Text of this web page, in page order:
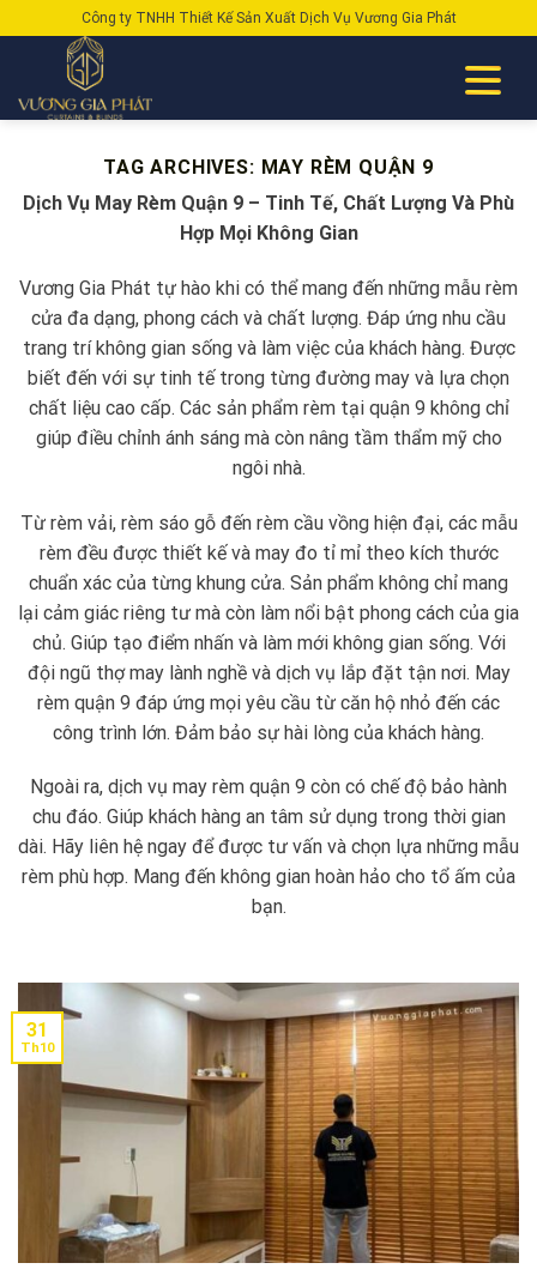
to
Công ty TNHH Thiết Kế Sản Xuất Dịch Vụ Vương Gia Phát
TAG ARCHIVES: MAY RÈM QUẬN 9
Dịch Vụ May Rèm Quận 9 – Tinh Tế, Chất Lượng Và Phù
Hợp Mọi Không Gian
Vương Gia Phát tự hào khi có thể mang đến những mẫu rèm
cửa đa dạng, phong cách và chất lượng. Đáp ứng nhu cầu
trang trí không gian sống và làm việc của khách hàng. Được
biết đến với sự tinh tế trong từng đường may và lựa chọn
chất liệu cao cấp. Các sản phẩm rèm tại quận 9 không chỉ
giúp điều chỉnh ánh sáng mà còn nâng tầm thẩm mỹ cho
ngôi nhà.
Từ rèm vải, rèm sáo gỗ đến rèm cầu vồng hiện đại, các mẫu
rèm đều được thiết kế và may đo tỉ mỉ theo kích thước
chuẩn xác của từng khung cửa. Sản phẩm không chỉ mang
lại cảm giác riêng tư mà còn làm nổi bật phong cách của gia
chủ. Giúp tạo điểm nhấn và làm mới không gian sống. Với
đội ngũ thợ may lành nghề và dịch vụ lắp đặt tận nơi. May
rèm quận 9 đáp ứng mọi yêu cầu từ căn hộ nhỏ đến các
công trình lớn. Đảm bảo sự hài lòng của khách hàng.
Ngoài ra, dịch vụ may rèm quận 9 còn có chế độ bảo hành
chu đáo. Giúp khách hàng an tâm sử dụng trong thời gian
dài. Hãy liên hệ ngay để được tư vấn và chọn lựa những mẫu
rèm phù hợp. Mang đến không gian hoàn hảo cho tổ ấm của
bạn.
31
Th10